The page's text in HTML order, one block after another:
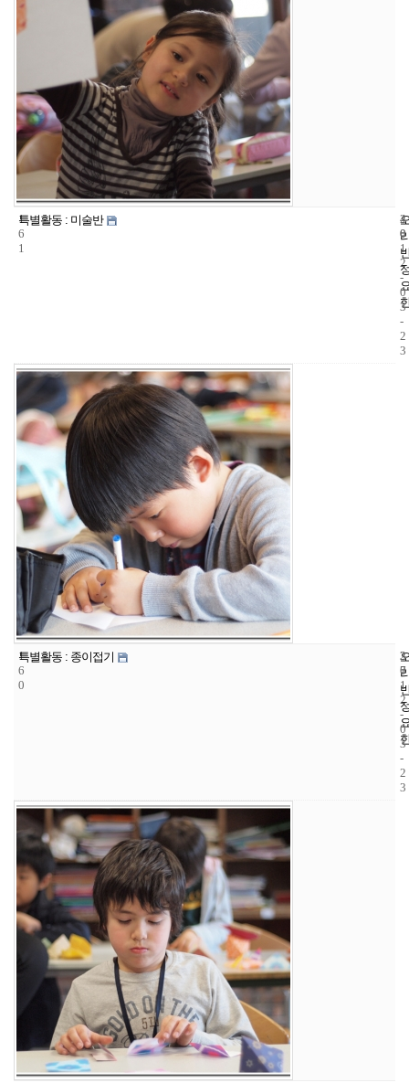
1
6
1
특별활동 : 미술반
4
0
2
0
1
2
-
0
3
-
2
3
1
6
0
특별활동 : 종이접기
3
7
2
0
1
2
-
0
3
-
2
3